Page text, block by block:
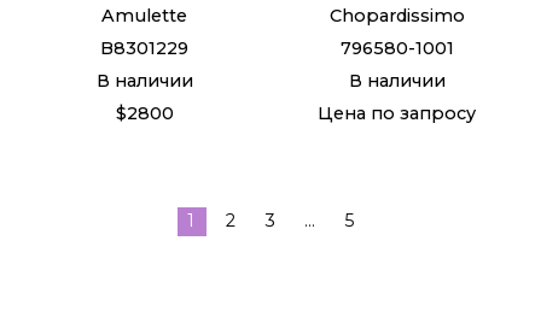
Amulette
B8301229
В наличии
$2800
Chopardissimo
796580-1001
В наличии
Цена по запросу
1 2 3 ... 5